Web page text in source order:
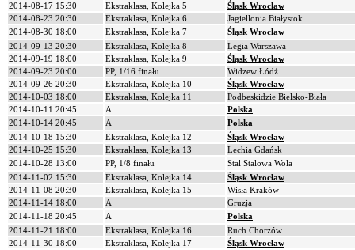
2014-08-17 15:30
Ekstraklasa, Kolejka 5
Śląsk Wrocław
2014-08-23 20:30
Ekstraklasa, Kolejka 6
Jagiellonia Białystok
2014-08-30 18:00
Ekstraklasa, Kolejka 7
Śląsk Wrocław
2014-09-13 20:30
Ekstraklasa, Kolejka 8
Legia Warszawa
2014-09-19 18:00
Ekstraklasa, Kolejka 9
Śląsk Wrocław
2014-09-23 20:00
PP, 1/16 finału
Widzew Łódź
2014-09-26 20:30
Ekstraklasa, Kolejka 10
Śląsk Wrocław
2014-10-03 18:00
Ekstraklasa, Kolejka 11
Podbeskidzie Bielsko-Biała
2014-10-11 20:45
A
Polska
2014-10-14 20:45
A
Polska
2014-10-18 15:30
Ekstraklasa, Kolejka 12
Śląsk Wrocław
2014-10-25 15:30
Ekstraklasa, Kolejka 13
Lechia Gdańsk
2014-10-28 13:00
PP, 1/8 finału
Stal Stalowa Wola
2014-11-02 15:30
Ekstraklasa, Kolejka 14
Śląsk Wrocław
2014-11-08 20:30
Ekstraklasa, Kolejka 15
Wisła Kraków
2014-11-14 18:00
A
Gruzja
2014-11-18 20:45
A
Polska
2014-11-21 18:00
Ekstraklasa, Kolejka 16
Ruch Chorzów
2014-11-30 18:00
Ekstraklasa, Kolejka 17
Śląsk Wrocław